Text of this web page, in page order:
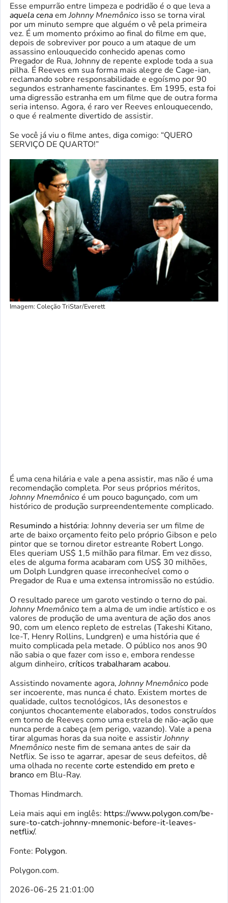
Esse empurrão entre limpeza e podridão é o que leva a
aquela cenaemJohnny Mnemônico isso se torna viral
por um minuto sempre que alguém o vê pela primeira
vez. É um momento próximo ao final do filme em que,
depois de sobreviver por pouco a um ataque de um
assassino enlouquecido conhecido apenas como
Pregador de Rua, Johnny de repente explode toda a sua
pilha. É Reeves em sua forma mais alegre de Cage-ian,
reclamando sobre responsabilidade e egoísmo por 90
segundos estranhamente fascinantes. Em 1995, esta foi
uma digressão estranha em um filme que de outra forma
seria intenso. Agora, é raro ver Reeves enlouquecendo,
o que é realmente divertido de assistir.
Se você já viu o filme antes, diga comigo: “QUERO
SERVIÇO DE QUARTO!”
Imagem: Coleção TriStar/Everett
É uma cena hilária e vale a pena assistir, mas não é uma
recomendação completa. Por seus próprios méritos,
Johnny Mnemônicoé um pouco bagunçado, com um
histórico de produção surpreendentemente complicado.
Resumindo a história: Johnny deveria ser um filme de
arte de baixo orçamento feito pelo próprio Gibson e pelo
pintor que se tornou diretor estreante Robert Longo.
Eles queriam US$ 1,5 milhão para filmar. Em vez disso,
eles de alguma forma acabaram com US$ 30 milhões,
um Dolph Lundgren quase irreconhecível como o
Pregador de Rua e uma extensa intromissão no estúdio.
O resultado parece um garoto vestindo o terno do pai.
Johnny Mnemônicotem a alma de um indie artístico e os
valores de produção de uma aventura de ação dos anos
90, com um elenco repleto de estrelas (Takeshi Kitano,
Ice-T, Henry Rollins, Lundgren) e uma história que é
muito complicada pela metade. O público nos anos 90
não sabia o que fazer com isso e, embora rendesse
algum dinheiro, críticos trabalharam acabou.
Assistindo novamente agora,Johnny Mnemônico pode
ser incoerente, mas nunca é chato. Existem mortes de
qualidade, cultos tecnológicos, IAs desonestos e
conjuntos chocantemente elaborados, todos construídos
em torno de Reeves como uma estrela de não-ação que
nunca perde a cabeça (em perigo, vazando). Vale a pena
tirar algumas horas da sua noite e assistirJohnny
Mnemônico neste fim de semana antes de sair da
Netflix. Se isso te agarrar, apesar de seus defeitos, dê
uma olhada no recente corte estendido em preto e
brancoem Blu-Ray.
Thomas Hindmarch.
Leia mais aqui em inglês: https://www.polygon.com/be-
sure-to-catch-johnny-mnemonic-before-it-leaves-
netflix/.
Fonte: Polygon.
Polygon.com.
2026-06-25 21:01:00